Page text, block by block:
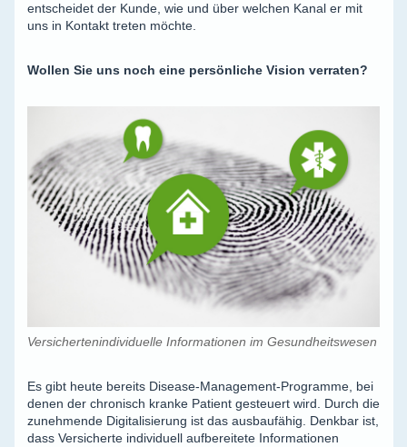
entscheidet der Kunde, wie und über welchen Kanal er mit
uns in Kontakt treten möchte.
Wollen Sie uns noch eine persönliche Vision verraten?
Versichertenindividuelle Informationen im Gesundheitswesen
Es gibt heute bereits Disease-Management-Programme, bei
denen der chronisch kranke Patient gesteuert wird. Durch die
zunehmende Digitalisierung ist das ausbaufähig. Denkbar ist,
dass Versicherte individuell aufbereitete Informationen